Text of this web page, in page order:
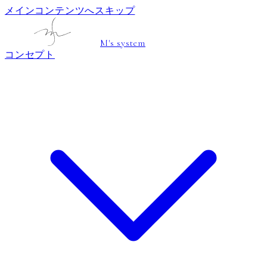
メインコンテンツへスキップ
M's system
コンセプト